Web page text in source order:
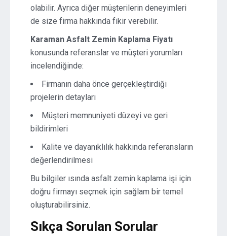
olabilir. Ayrıca diğer müşterilerin deneyimleri
de size firma hakkında fikir verebilir.
Karaman Asfalt Zemin Kaplama Fiyatı
konusunda referanslar ve müşteri yorumları
incelendiğinde:
Firmanın daha önce gerçekleştirdiği
projelerin detayları
Müşteri memnuniyeti düzeyi ve geri
bildirimleri
Kalite ve dayanıklılık hakkında referansların
değerlendirilmesi
Bu bilgiler ısında asfalt zemin kaplama işi için
doğru firmayı seçmek için sağlam bir temel
oluşturabilirsiniz.
Sıkça Sorulan Sorular